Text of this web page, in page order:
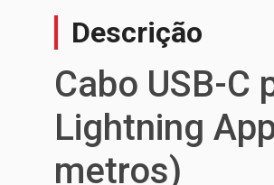
Descrição
Cabo USB-C
Lightning
metros)